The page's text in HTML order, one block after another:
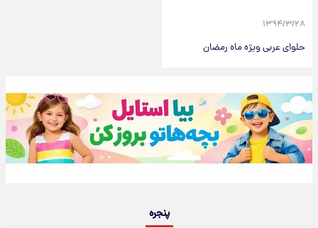
۱۳۹۴/۳/۲۸
حلوای عربی ویژه ماه رمضان
پنجره